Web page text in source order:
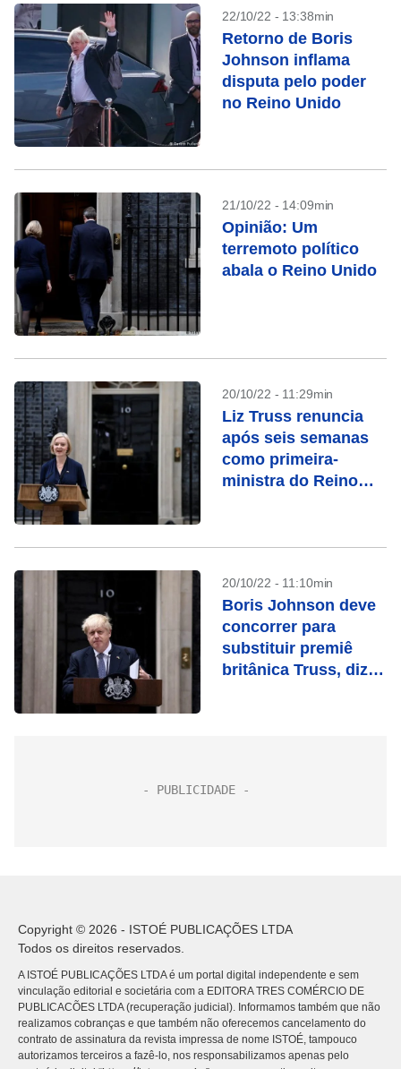
22/10/22 - 13:38min
Retorno de Boris
Johnson inflama
disputa pelo poder
no Reino Unido
21/10/22 - 14:09min
Opinião: Um
terremoto político
abala o Reino Unido
20/10/22 - 11:29min
Liz Truss renuncia
após seis semanas
como primeira-
ministra do Reino
20/10/22 - 11:10min
Boris Johnson deve
concorrer para
substituir premiê
britânica Truss, diz
Copyright © 2026 - ISTOÉ PUBLICAÇÕES LTDA
Todos os direitos reservados.
A ISTOÉ PUBLICAÇÕES LTDA é um portal digital independente e sem
vinculação editorial e societária com a EDITORA TRES COMÉRCIO DE
PUBLICACÕES LTDA (recuperação judicial). Informamos também que não
realizamos cobranças e que também não oferecemos cancelamento do
contrato de assinatura da revista impressa de nome ISTOÉ, tampouco
autorizamos terceiros a fazê-lo, nos responsabilizamos apenas pelo